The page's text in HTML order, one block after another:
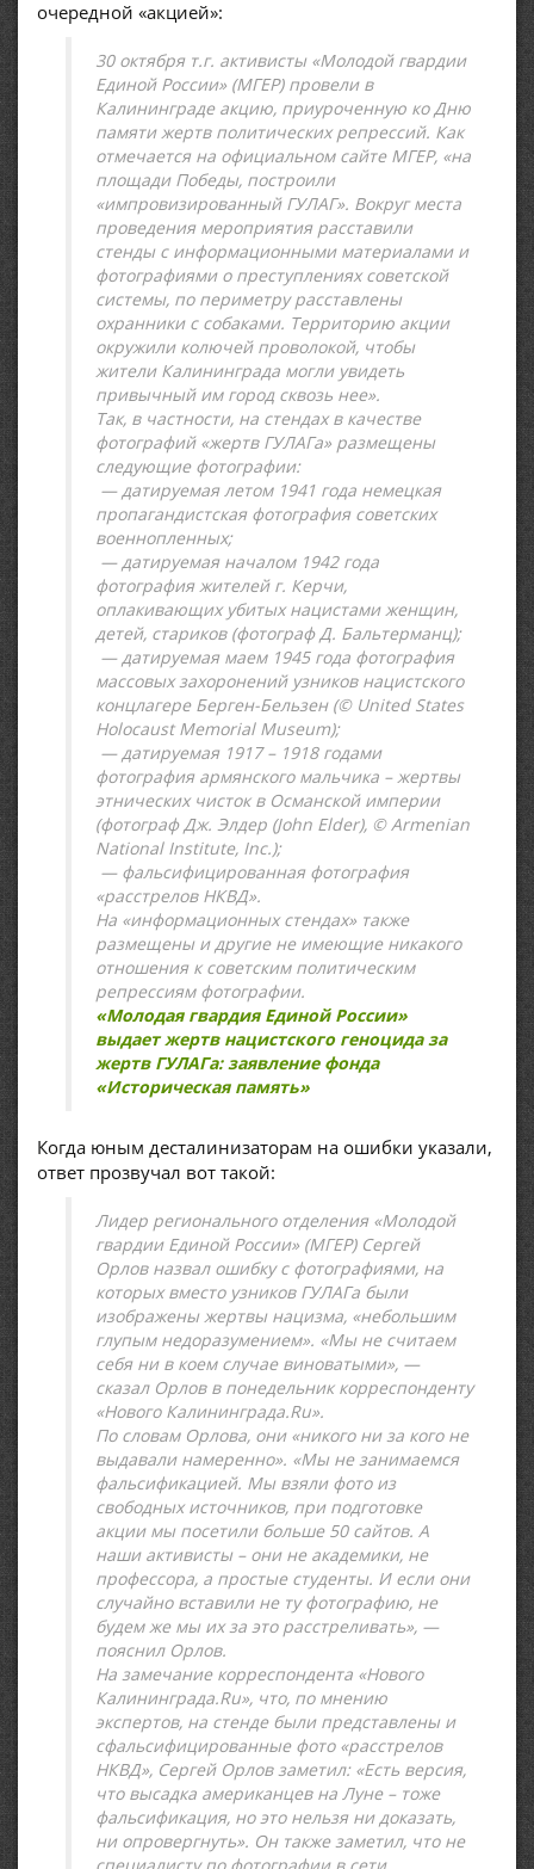
очередной «акцией»:
30 октября т.г. активисты «Молодой гвардии
Единой России» (МГЕР) провели в
Калининграде акцию, приуроченную ко Дню
памяти жертв политических репрессий. Как
отмечается на официальном сайте МГЕР, «на
площади Победы, построили
«импровизированный ГУЛАГ». Вокруг места
проведения мероприятия расставили
стенды с информационными материалами и
фотографиями о преступлениях советской
системы, по периметру расставлены
охранники с собаками. Территорию акции
окружили колючей проволокой, чтобы
жители Калининграда могли увидеть
привычный им город сквозь нее».
Так, в частности, на стендах в качестве
фотографий «жертв ГУЛАГа» размещены
следующие фотографии:
— датируемая летом 1941 года немецкая
пропагандистская фотография советских
военнопленных;
— датируемая началом 1942 года
фотография жителей г. Керчи,
оплакивающих убитых нацистами женщин,
детей, стариков (фотограф Д. Бальтерманц);
— датируемая маем 1945 года фотография
массовых захоронений узников нацистского
концлагере Берген-Бельзен (© United States
Holocaust Memorial Museum);
— датируемая 1917 – 1918 годами
фотография армянского мальчика – жертвы
этнических чисток в Османской империи
(фотограф Дж. Элдер (John Elder), © Armenian
National Institute, Inc.);
— фальсифицированная фотография
«расстрелов НКВД».
На «информационных стендах» также
размещены и другие не имеющие никакого
отношения к советским политическим
репрессиям фотографии.
«Молодая гвардия Единой России»
выдает жертв нацистского геноцида за
жертв ГУЛАГа: заявление фонда
«Историческая память»
Когда юным десталинизаторам на ошибки указали,
ответ прозвучал вот такой:
Лидер регионального отделения «Молодой
гвардии Единой России» (МГЕР) Сергей
Орлов назвал ошибку с фотографиями, на
которых вместо узников ГУЛАГа были
изображены жертвы нацизма, «небольшим
глупым недоразумением». «Мы не считаем
себя ни в коем случае виноватыми», —
сказал Орлов в понедельник корреспонденту
«Нового Калининграда.Ru».
По словам Орлова, они «никого ни за кого не
выдавали намеренно». «Мы не занимаемся
фальсификацией. Мы взяли фото из
свободных источников, при подготовке
акции мы посетили больше 50 сайтов. А
наши активисты – они не академики, не
профессора, а простые студенты. И если они
случайно вставили не ту фотографию, не
будем же мы их за это расстреливать», —
пояснил Орлов.
На замечание корреспондента «Нового
Калининграда.Ru», что, по мнению
экспертов, на стенде были представлены и
сфальсифицированные фото «расстрелов
НКВД», Сергей Орлов заметил: «Есть версия,
что высадка американцев на Луне – тоже
фальсификация, но это нельзя ни доказать,
ни опровергнуть». Он также заметил, что не